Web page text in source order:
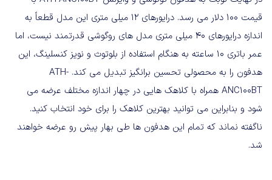
قیمت 100 دلار می رسد. درایورهای 12 میلی متری این مدل قطعاً به
اندازه درایورهای 40 میلی متری مدل های روگوشی قدرتمند نیست، اما
عمر باتری 10 ساعته به هنگام استفاده از بلوتوث و نویز کنسلینگ، این
هدفون را به محصولی تحسین برانگیز تبدیل می کند. ATH-
ANC100BT همراه با کلاهک هایی در چهار اندازه مختلف عرضه می
شود و بنابراین می توانید بهترین کلاهک را برای خود انتخاب کنید.
ناگفته نماند که تمام این هدفون ها طی بهار پیش رو عرضه خواهند
شد.